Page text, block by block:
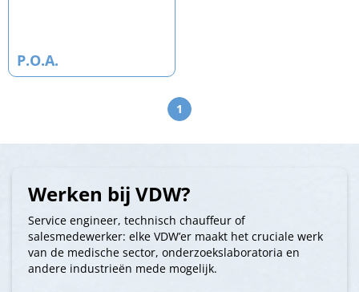
P.O.A.
1
Werken bij VDW?
Service engineer, technisch chauffeur of
salesmedewerker: elke VDW’er maakt het cruciale werk
van de medische sector, onderzoekslaboratoria en
andere industrieën mede mogelijk.